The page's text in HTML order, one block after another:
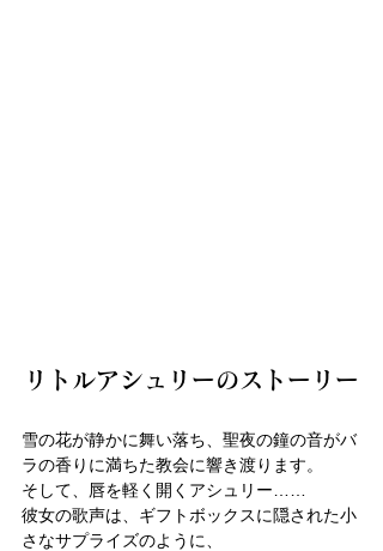
リトルアシュリーのストーリー
雪の花が静かに舞い落ち、聖夜の鐘の音がバ
ラの香りに満ちた教会に響き渡ります。
そして、唇を軽く開くアシュリー……
彼女の歌声は、ギフトボックスに隠された小
さなサプライズのように、